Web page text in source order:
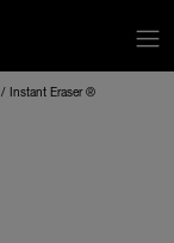
Instant Eraser ®